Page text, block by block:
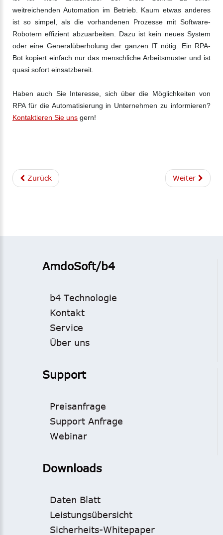
weitreichenden Automation im Betrieb. Kaum etwas anderes
ist so simpel, als die vorhandenen Prozesse mit Software-
Robotern effizient abzuarbeiten. Dazu ist kein neues System
oder eine Generalüberholung der ganzen IT nötig. Ein RPA-
Bot kopiert einfach nur das menschliche Arbeitsmuster und ist
quasi sofort einsatzbereit.
Haben auch Sie Interesse, sich über die Möglichkeiten von
RPA für die Automatisierung in Unternehmen zu informieren?
Kontaktieren Sie uns gern!
Zurück Weiter
AmdoSoft/b4
b4 Technologie
Kontakt
Service
Über uns
Support
Preisanfrage
Support Anfrage
Webinar
Downloads
Daten Blatt
Leistungsübersicht
Sicherheits-Whitepaper